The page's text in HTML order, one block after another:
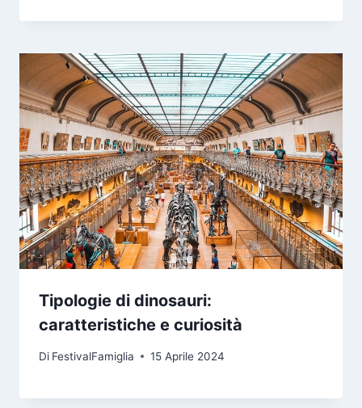
Tipologie di dinosauri:
caratteristiche e curiosità
Di FestivalFamiglia 15 Aprile 2024